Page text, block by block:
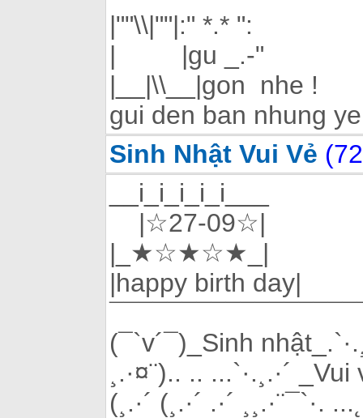
|""\\|""|:" *.* ":
| |gu _.-"
|__|\\__|gon nhe !
gui den ban nhung
Sinh Nhật Vui Vẻ
__i_i_i_i_i___
|☆27-09☆|
|_★☆★☆★_|
|happy birth day|
(¯`v´¯)_Sinh
¸.·¤¨).. .. ...`·.¸.·´
(¸.·´ (¸.·´ .·´ ¸¸.·¨¯`·.